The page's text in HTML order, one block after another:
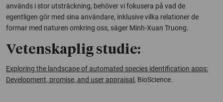
används i stor utsträckning, behöver vi fokusera på vad de
egentligen gör med sina användare, inklusive vilka relationer de
formar med naturen omkring oss, säger Minh-Xuan Truong.
Vetenskaplig studie:
Exploring the landscape of automated species identification apps:
Development, promise, and user appraisal , BioScience.